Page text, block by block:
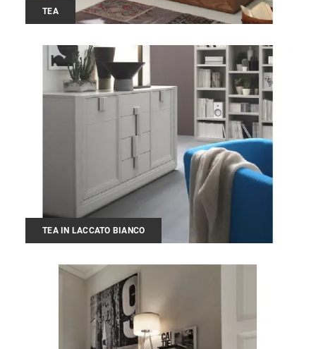
TEA
TEA IN LACCATO BIANCO